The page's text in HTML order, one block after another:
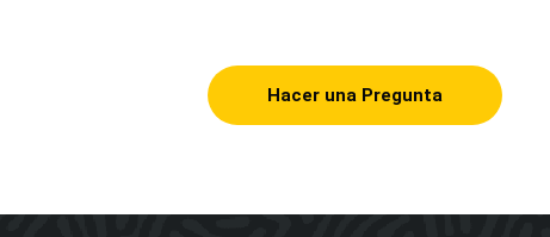
Hacer una Pregunta